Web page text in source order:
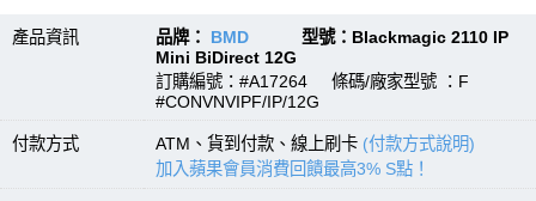
產品資訊 品牌： BMD 型號：Blackmagic 2110 IP
Mini BiDirect 12G
訂購編號：#A17264 條碼/廠家型號 ：F
#CONVNVIPF/IP/12G
付款方式 ATM、貨到付款、線上刷卡 (付款方式說明)
加入蘋果會員消費回饋最高3% S點！